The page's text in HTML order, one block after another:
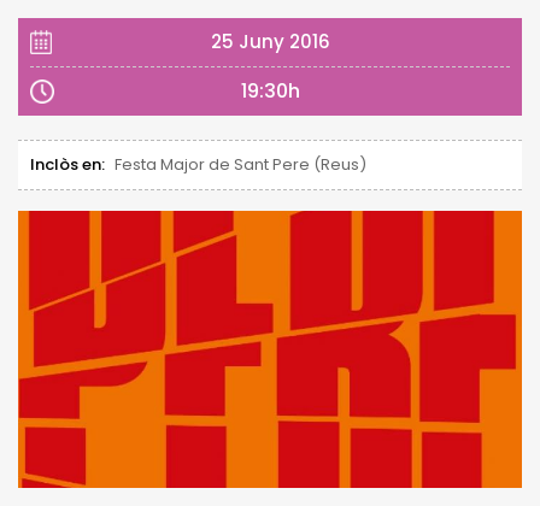
25 Juny 2016
19:30h
Inclòs en: Festa Major de Sant Pere (Reus)